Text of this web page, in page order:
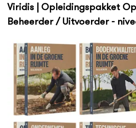
Viridis | Opleidingspakket
Beheerder / Uitvoerder -